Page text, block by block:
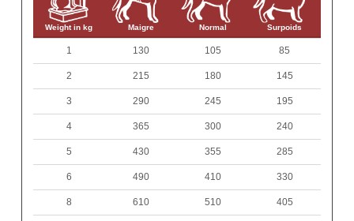
Weight in kg Maigre Normal Surpoids
1 130 105 85
2 215 180 145
3 290 245 195
4 365 300 240
5 430 355 285
6 490 410 330
8 610 510 405